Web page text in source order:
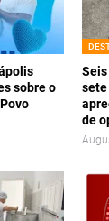
sobre o
sete
de